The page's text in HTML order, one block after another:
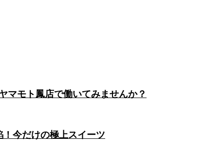
マモト鳳店で働いてみませんか？
！今だけの極上スイーツ